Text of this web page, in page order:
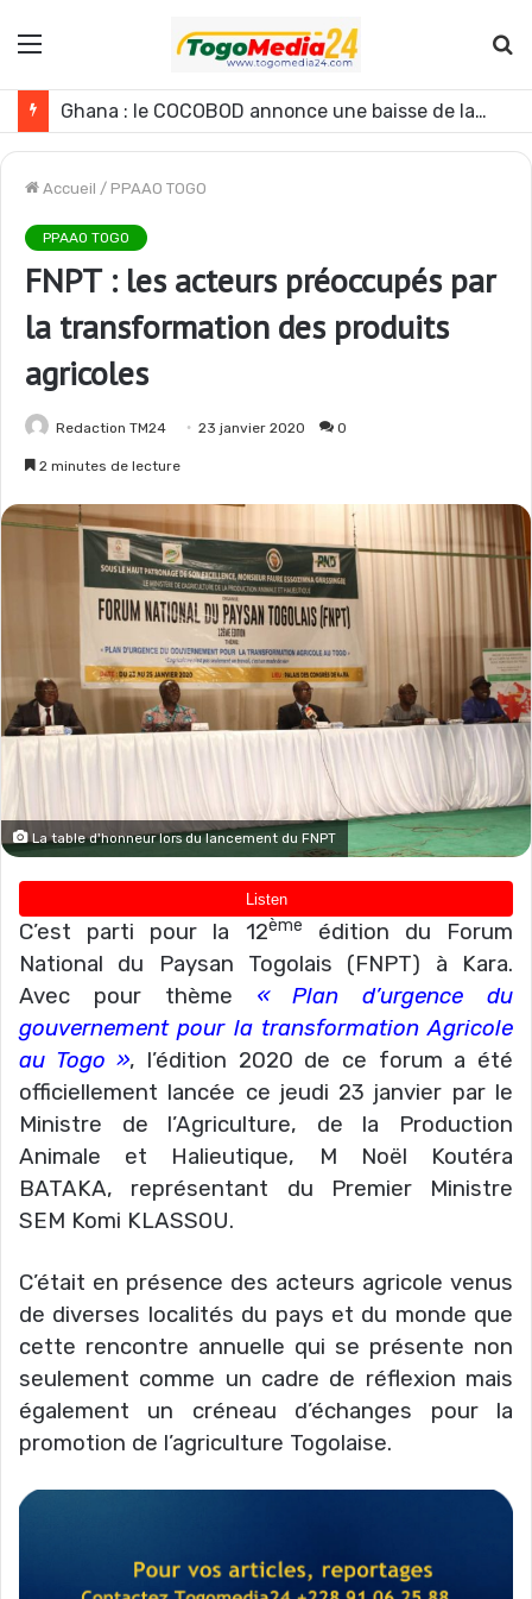
Menu
Le Ghana envisage des réformes politiques
Accueil / PPAAO TOGO
PPAAO TOGO
FNPT : les acteurs préoccupés par
la transformation des produits
agricoles
Redaction TM24 23 janvier 2020 0
2 minutes de lecture
La table d'honneur lors du lancement du FNPT
C’est parti pour la 12ème
édition du Forum
National du Paysan Togolais (FNPT) à Kara.
Avec pour thème « Plan d’urgence du
gouvernement pour la transformation Agricole
au Togo », l’édition 2020 de ce forum a été
officiellement lancée ce jeudi 23 janvier par le
Ministre de l’Agriculture, de la Production
Animale et Halieutique, M Noël Koutéra
BATAKA, représentant du Premier Ministre
SEM Komi KLASSOU.
C’était en présence des acteurs agricole venus
de diverses localités du pays et du monde que
cette rencontre annuelle qui se présente non
seulement comme un cadre de réflexion mais
également un créneau d’échanges pour la
promotion de l’agriculture Togolaise.